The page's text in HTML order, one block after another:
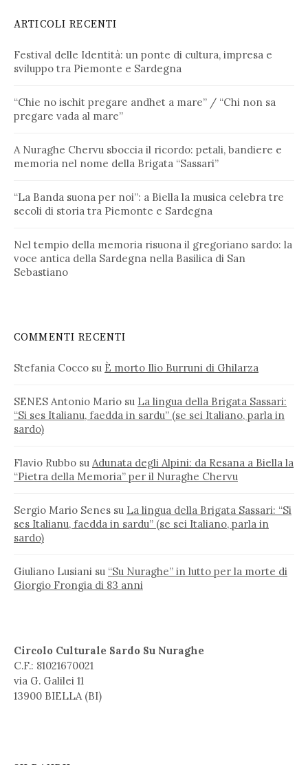
ARTICOLI RECENTI
Festival delle Identità: un ponte di cultura, impresa e
sviluppo tra Piemonte e Sardegna
“Chie no ischit pregare andhet a mare” / “Chi non sa
pregare vada al mare”
A Nuraghe Chervu sboccia il ricordo: petali, bandiere e
memoria nel nome della Brigata “Sassari”
“La Banda suona per noi”: a Biella la musica celebra tre
secoli di storia tra Piemonte e Sardegna
Nel tempio della memoria risuona il gregoriano sardo: la
voce antica della Sardegna nella Basilica di San
Sebastiano
COMMENTI RECENTI
Stefania Cocco su È morto Ilio Burruni di Ghilarza
SENES Antonio Mario su La lingua della Brigata Sassari:
“Si ses Italianu, faedda in sardu” (se sei Italiano, parla in
sardo)
Flavio Rubbo su Adunata degli Alpini: da Resana a Biella la
“Pietra della Memoria” per il Nuraghe Chervu
Sergio Mario Senes su La lingua della Brigata Sassari: “Si
ses Italianu, faedda in sardu” (se sei Italiano, parla in
sardo)
Giuliano Lusiani su “Su Nuraghe” in lutto per la morte di
Giorgio Frongia di 83 anni
Circolo Culturale Sardo Su Nuraghe
C.F.: 81021670021
via G. Galilei 11
13900 BIELLA (BI)